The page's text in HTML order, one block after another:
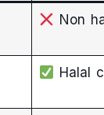
Non
Halal